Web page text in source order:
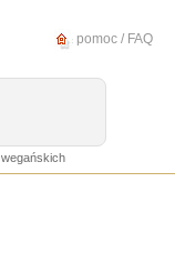
pomoc / FAQ